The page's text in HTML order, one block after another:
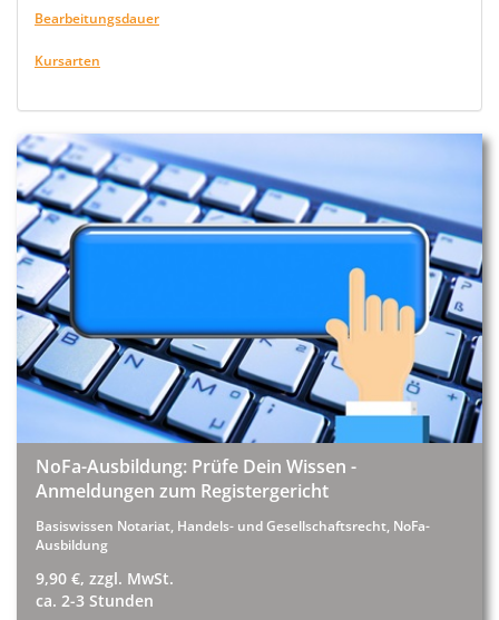
Bearbeitungsdauer
Kursarten
NoFa-Ausbildung: Prüfe Dein Wissen -
Anmeldungen zum Registergericht
Basiswissen Notariat, Handels- und Gesellschaftsrecht, NoFa-
Ausbildung
9,90 €, zzgl. MwSt.
ca. 2-3 Stunden